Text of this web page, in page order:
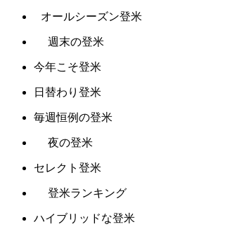
オールシーズン登米
週末の登米
今年こそ登米
日替わり登米
毎週恒例の登米
夜の登米
セレクト登米
登米ランキング
ハイブリッドな登米